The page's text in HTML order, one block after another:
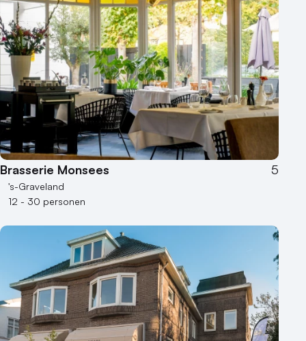
Brasserie Monsees 5
's-Graveland
12 - 30 personen